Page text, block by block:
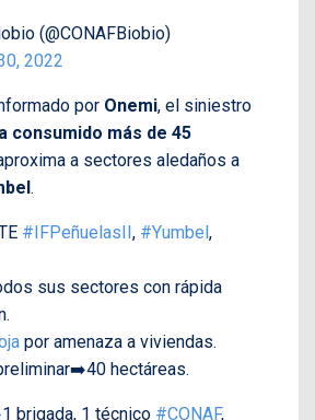
(@CONAFBiobio)
2022
por Onemi, el siniestro
consumido más de 45
a sectores aledaños a
.
#IFPeñuelasII, #Yumbel,
sus sectores con rápida
por amenaza a viviendas.
hectáreas.
brigada, 1 técnico #CONAF,